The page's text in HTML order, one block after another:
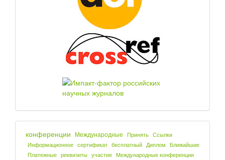
конференции Международные Принять Ссылки
Информационное сертификат бесплатный Диплом Ближайшие
Платежные реквизиты участие Международные конференции